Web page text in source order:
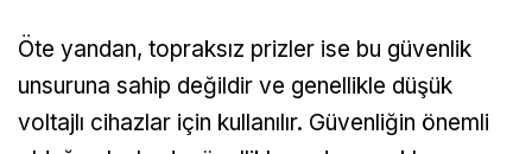
Öte yandan, topraksız prizler ise bu güvenlik
unsuruna sahip değildir ve genellikle düşük
voltajlı cihazlar için kullanılır. Güvenliğin önemli